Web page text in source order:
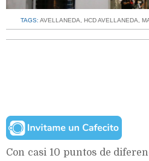
TAGS: AVELLANEDA, HCD AVELLANEDA,
Con casi 10 puntos de